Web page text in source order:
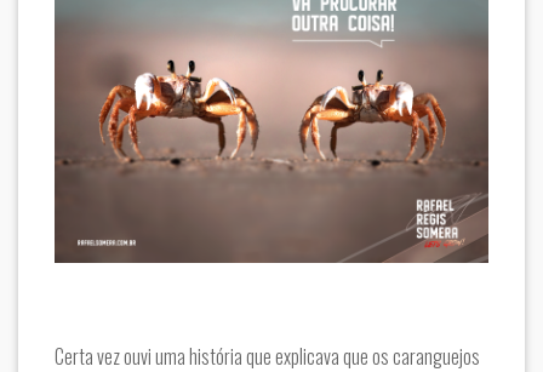
Certa vez ouvi uma história que explicava que os caranguejos